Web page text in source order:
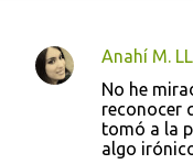
C
Anahí M.
No he
reconocer
tomó a la
algo